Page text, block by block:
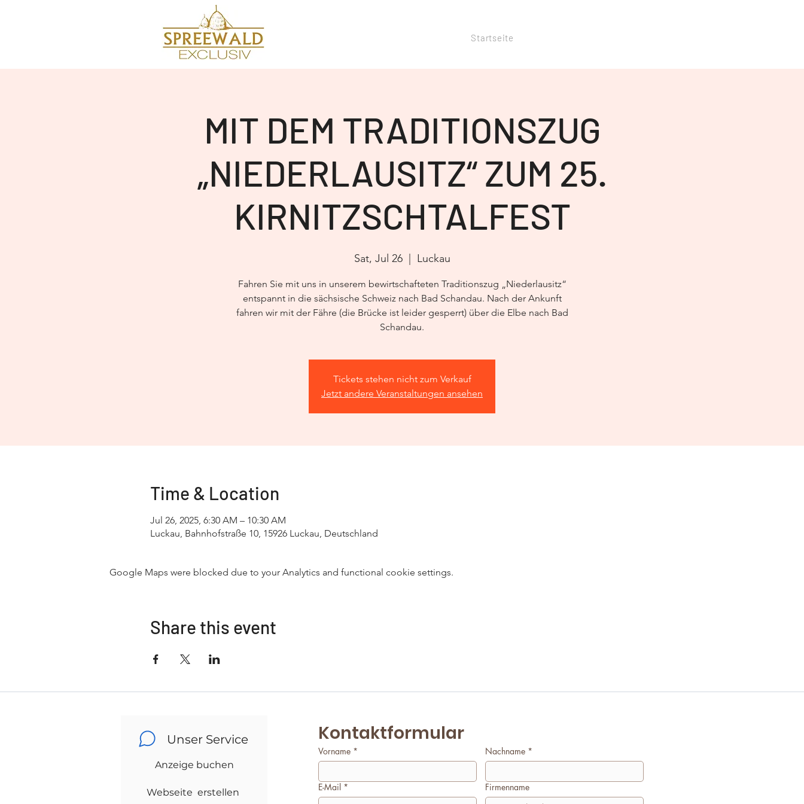
Startseite
MIT DEM TRADITIONSZUG
„NIEDERLAUSITZ“ ZUM 25.
KIRNITZSCHTALFEST
Sat, Jul 26
  |
Luckau
Fahren Sie mit uns in unserem bewirtschafteten Traditionszug „Niederlausitz“
entspannt in die sächsische Schweiz nach Bad Schandau. Nach der Ankunft
fahren wir mit der Fähre (die Brücke ist leider gesperrt) über die Elbe nach Bad
Schandau.
Tickets stehen nicht zum Verkauf
Jetzt andere Veranstaltungen ansehen
Time & Location
Jul 26, 2025, 6:30 AM – 10:30 AM
Luckau, Bahnhofstraße 10, 15926 Luckau, Deutschland
Google Maps were blocked due to your Analytics and functional cookie settings.
Share this event
Unser Service
Anzeige buchen
Webseite erstellen
Kontaktformular
Vorname * Nachname *
E-Mail * Firmenname